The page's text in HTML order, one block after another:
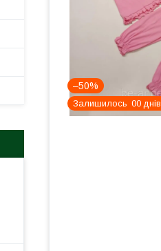
–50%
Залишилось 00 днів